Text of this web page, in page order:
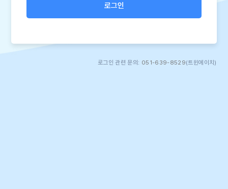
로그인
로그인 관련 문의: 051-639-8529(트윈에이치)